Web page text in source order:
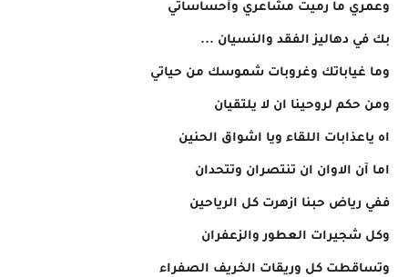
وعمري ما رميت مشاعري وأحساساتي
بك في دهاليز الفقد والنسيان ...
وما غياباتك وغروبات شموسك من حياتي
ومن حكم لروحينا ان لا يلتقيان
اه ياعذابات اللقاء ويا اشواق الحنين
اما آن الاوان ان تنتصران وتتحدان
ففي رياض حبنا ازهرت كل الرياحين
وكل شجيرات العطور والزعفران
وتساقطت كل وريقات الخريف الصفراء